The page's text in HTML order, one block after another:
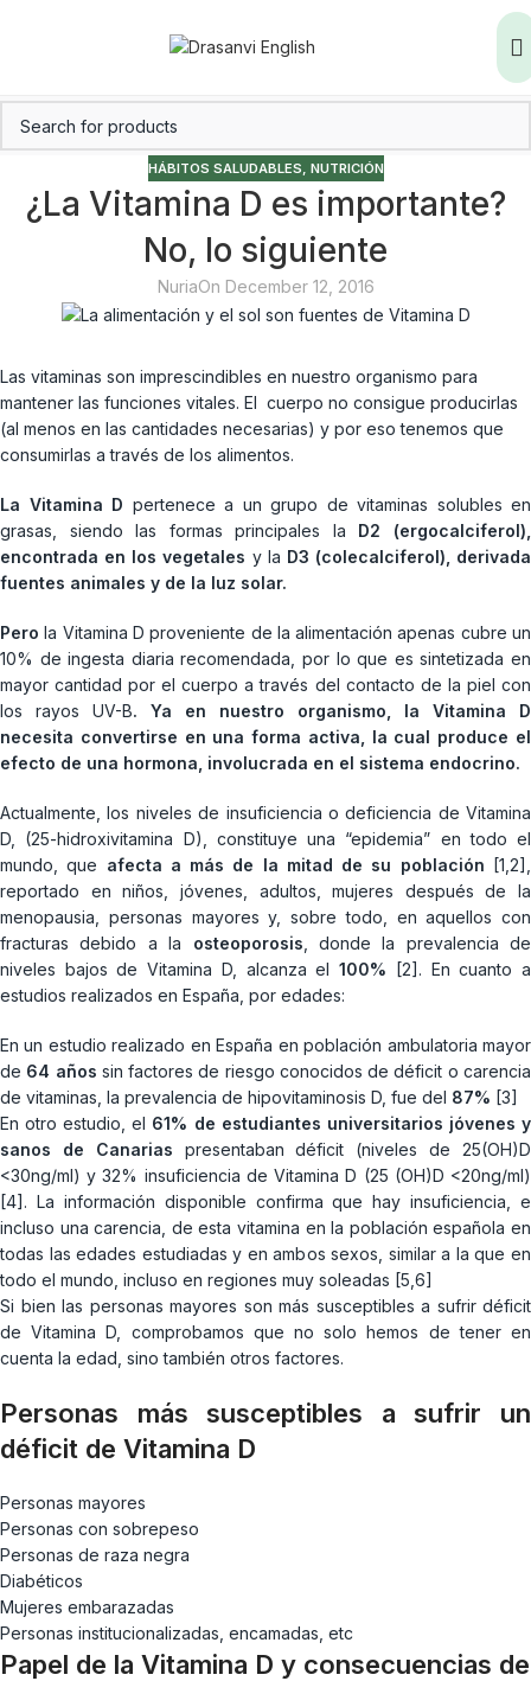
HÁBITOS SALUDABLES, NUTRICIÓN
¿La Vitamina D es importante?
No, lo siguiente
NuriaOn December 12, 2016
Las vitaminas son imprescindibles en nuestro organismo para
mantener las funciones vitales. El cuerpo no consigue producirlas
(al menos en las cantidades necesarias) y por eso tenemos que
consumirlas a través de los alimentos.
La Vitamina D pertenece a un grupo de vitaminas solubles en
grasas, siendo las formas principales la D2 (ergocalciferol),
encontrada en los vegetales y la D3 (colecalciferol), derivada
fuentes animales y de la luz solar.
Perola Vitamina D proveniente de la alimentación apenas cubre un
10% de ingesta diaria recomendada, por lo que es sintetizada en
mayor cantidad por el cuerpo a través del contacto de la piel con
los rayos UV-B. Ya en nuestro organismo,
la Vitamina D
necesita convertirse en una forma activa, la cual produce el
efecto de una hormona, involucrada en el sistema endocrino.
Actualmente, los niveles de insuficiencia o deficiencia de Vitamina
D, (25-hidroxivitamina D), constituye una “epidemia” en todo el
mundo, que afecta a más de la mitad de su población [1,2],
reportado en niños, jóvenes, adultos, mujeres después de la
menopausia, personas mayores y, sobre todo, en aquellos con
fracturas debido a la osteoporosis , donde la prevalencia de
niveles bajos de Vitamina D, alcanza el100% [2]. En cuanto a
estudios realizados en España, por edades:
En un estudio realizado en España en población ambulatoria mayor
de 64 años sin factores de riesgo conocidos de déficit o carencia
de vitaminas, la prevalencia de hipovitaminosis D, fue del 87% [3]
En otro estudio, el 61% de estudiantes universitarios jóvenes y
sanos de Canarias presentaban déficit (niveles de 25(OH)D
<30ng/ml) y 32% insuficiencia de Vitamina D (25 (OH)D <20ng/ml)
[4]. La información disponible confirma que hay insuficiencia, e
incluso una carencia, de esta vitamina en la población española en
todas las edades estudiadas y en ambos sexos, similar a la que en
todo el mundo, incluso en regiones muy soleadas [5,6]
Si bien las personas mayores son más susceptibles a sufrir déficit
de Vitamina D, comprobamos que no solo hemos de tener en
cuenta la edad, sino también otros factores.
Personas más susceptibles a sufrir un
déficit de Vitamina D
Personas mayores
Personas con sobrepeso
Personas de raza negra
Diabéticos
Mujeres embarazadas
Personas institucionalizadas, encamadas, etc
Papel de la Vitamina D y consecuencias de